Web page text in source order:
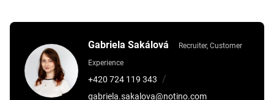
Gabriela Sakálová
Recruiter, Customer
Experience
+420 724 119 343 /
gabriela.sakalova@notino.com